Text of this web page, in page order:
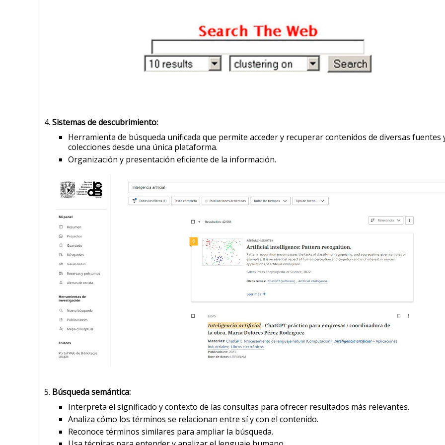
Sistemas de descubrimiento:
Herramienta de búsqueda unificada que permite acceder y recuperar contenidos de diversas fuentes
colecciones desde una única plataforma.
Organización y presentación eficiente de la información.
Búsqueda semántica:
Interpreta el significado y contexto de las consultas para ofrecer resultados más relevantes.
Analiza cómo los términos se relacionan entre sí y con el contenido.
Reconoce términos similares para ampliar la búsqueda.